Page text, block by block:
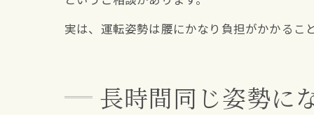
実は、運転姿勢は腰にかなり負担がかかるこ
長時間同じ姿勢に